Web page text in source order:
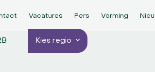
Vacatures Pers Vorming
Kies regio